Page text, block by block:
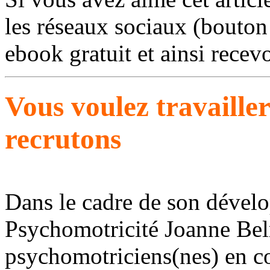
les réseaux sociaux
ebook gratuit et ainsi
Vous voulez
recrutons
Dans le cadre de son
Psychomotricité Joanne
psychomotriciens(nes) en